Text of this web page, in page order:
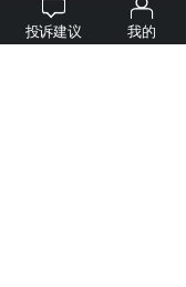
投诉建议 我的